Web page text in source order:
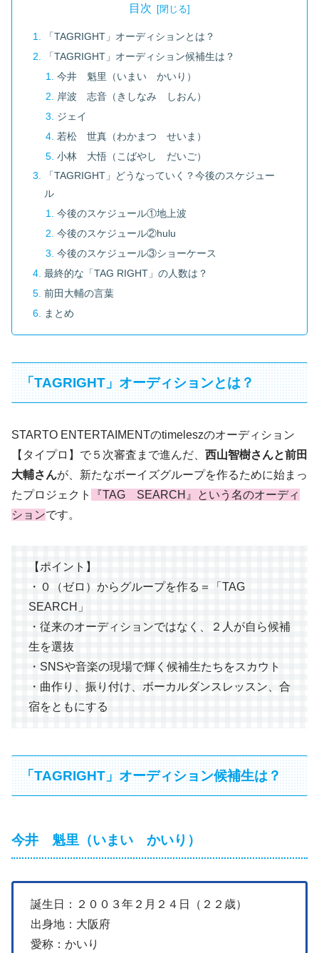
目次
「TAGRIGHT」オーディションとは？
「TAGRIGHT」オーディション候補生は？
今井 魁里（いまい かいり）
岸波 志音（きしなみ しおん）
ジェイ
若松 世真（わかまつ せいま）
小林 大悟（こばやし だいご）
「TAGRIGHT」どうなっていく？今後のスケジュー
ル
今後のスケジュール①地上波
今後のスケジュール②hulu
今後のスケジュール③ショーケース
最終的な「TAG RIGHT」の人数は？
前田大輔の言葉
まとめ
「TAGRIGHT」オーディションとは？
STARTO ENTERTAIMENTのtimeleszのオーディション
【タイプロ】で５次審査まで進んだ、 西山智樹さんと前田
大輔さんが、新たなボーイズグループを作るために始まっ
たプロジェクト
『TAG SEARCH』という名のオーディ
ションです。
【ポイント】
・０（ゼロ）からグループを作る＝「TAG
SEARCH」
・従来のオーディションではなく、２人が自ら候補
生を選抜
・SNSや音楽の現場で輝く候補生たちをスカウト
・曲作り、振り付け、ボーカルダンスレッスン、合
宿をともにする
「TAGRIGHT」オーディション候補生は？
今井 魁里（いまい かいり）
誕生日：２００３年２月２４日（２２歳）
出身地：大阪府
愛称：かいり